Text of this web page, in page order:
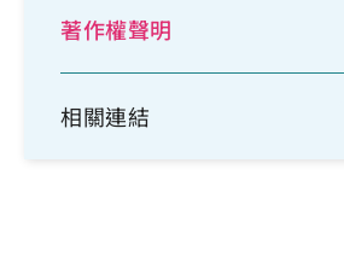
著作權聲明
相關連結